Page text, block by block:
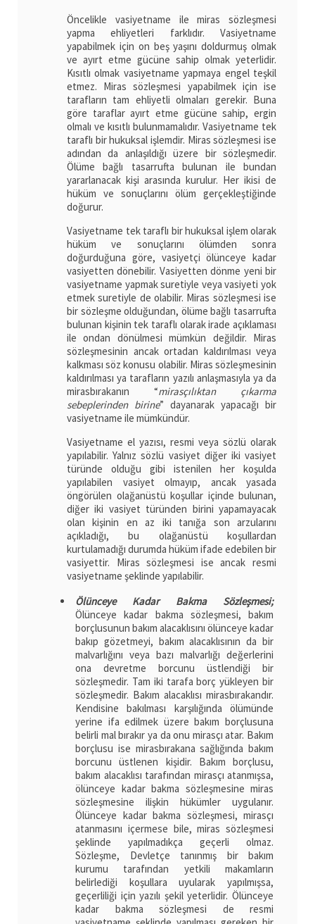
Öncelikle vasiyetname ile miras sözleşmesi
yapma ehliyetleri farklıdır. Vasiyetname
yapabilmek için on beş yaşını doldurmuş olmak
ve ayırt etme gücüne sahip olmak yeterlidir.
Kısıtlı olmak vasiyetname yapmaya engel teşkil
etmez. Miras sözleşmesi yapabilmek için ise
tarafların tam ehliyetli olmaları gerekir. Buna
göre taraflar ayırt etme gücüne sahip, ergin
olmalı ve kısıtlı bulunmamalıdır. Vasiyetname tek
taraflı bir hukuksal işlemdir. Miras sözleşmesi ise
adından da anlaşıldığı üzere bir sözleşmedir.
Ölüme bağlı tasarrufta bulunan ile bundan
yararlanacak kişi arasında kurulur. Her ikisi de
hüküm ve sonuçlarını ölüm gerçekleştiğinde
doğurur.
Vasiyetname tek taraflı bir hukuksal işlem olarak
hüküm ve sonuçlarını ölümden sonra
doğurduğuna göre, vasiyetçi ölünceye kadar
vasiyetten dönebilir. Vasiyetten dönme yeni bir
vasiyetname yapmak suretiyle veya vasiyeti yok
etmek suretiyle de olabilir. Miras sözleşmesi ise
bir sözleşme olduğundan, ölüme bağlı tasarrufta
bulunan kişinin tek taraflı olarak irade açıklaması
ile ondan dönülmesi mümkün değildir. Miras
sözleşmesinin ancak ortadan kaldırılması veya
kalkması söz konusu olabilir. Miras sözleşmesinin
kaldırılması ya tarafların yazılı anlaşmasıyla ya da
mirasbırakanın “mirasçılıktan çıkarma
sebeplerinden birine” dayanarak yapacağı bir
vasiyetname ile mümkündür.
Vasiyetname el yazısı, resmi veya sözlü olarak
yapılabilir. Yalnız sözlü vasiyet diğer iki vasiyet
türünde olduğu gibi istenilen her koşulda
yapılabilen vasiyet olmayıp, ancak yasada
öngörülen olağanüstü koşullar içinde bulunan,
diğer iki vasiyet türünden birini yapamayacak
olan kişinin en az iki tanığa son arzularını
açıkladığı, bu olağanüstü koşullardan
kurtulamadığı durumda hüküm ifade edebilen bir
vasiyettir. Miras sözleşmesi ise ancak resmi
vasiyetname şeklinde yapılabilir.
Ölünceye Kadar Bakma Sözleşmesi;
Ölünceye kadar bakma sözleşmesi, bakım
borçlusunun bakım alacaklısını ölünceye kadar
bakıp gözetmeyi, bakım alacaklısının da bir
malvarlığını veya bazı malvarlığı değerlerini
ona devretme borcunu üstlendiği bir
sözleşmedir. Tam iki tarafa borç yükleyen bir
sözleşmedir. Bakım alacaklısı mirasbırakandır.
Kendisine bakılması karşılığında ölümünde
yerine ifa edilmek üzere bakım borçlusuna
belirli mal bırakır ya da onu mirasçı atar. Bakım
borçlusu ise mirasbırakana sağlığında bakım
borcunu üstlenen kişidir. Bakım borçlusu,
bakım alacaklısı tarafından mirasçı atanmışsa,
ölünceye kadar bakma sözleşmesine miras
sözleşmesine ilişkin hükümler uygulanır.
Ölünceye kadar bakma sözleşmesi, mirasçı
atanmasını içermese bile, miras sözleşmesi
şeklinde yapılmadıkça geçerli olmaz.
Sözleşme, Devletçe tanınmış bir bakım
kurumu tarafından yetkili makamların
belirlediği koşullara uyularak yapılmışsa,
geçerliliği için yazılı şekil yeterlidir. Ölünceye
kadar bakma sözleşmesi de resmi